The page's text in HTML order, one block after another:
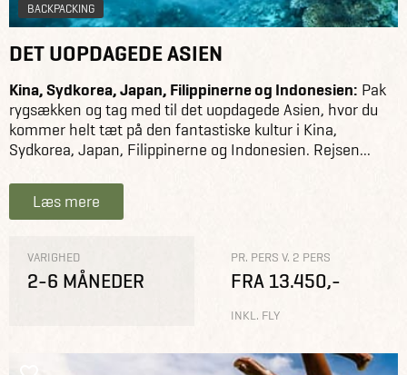
BACKPACKING
DET UOPDAGEDE ASIEN
Kina, Sydkorea, Japan, Filippinerne og Indonesien: Pak
rygsækken og tag med til det uopdagede Asien, hvor du
kommer helt tæt på den fantastiske kultur i Kina,
Sydkorea, Japan, Filippinerne og Indonesien. Rejsen...
Læs mere
VARIGHED
2-6 MÅNEDER
PR. PERS V. 2 PERS
FRA 13.450,-
INKL. FLY